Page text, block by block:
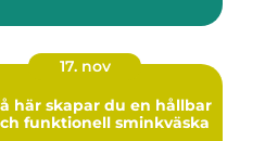
17. nov
här skapar du en hållbar
funktionell sminkväska